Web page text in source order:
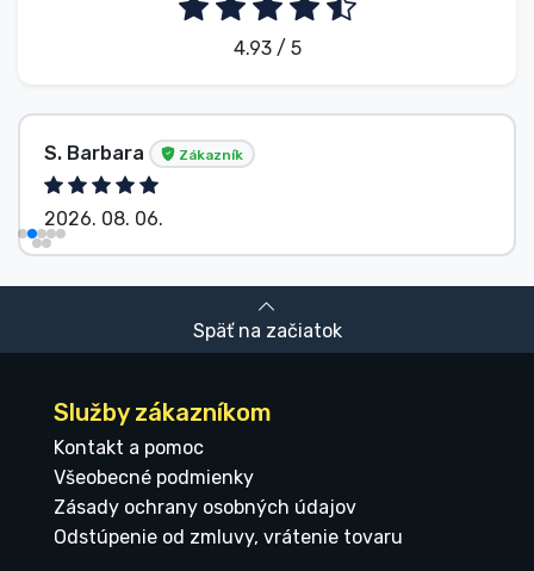
4.93 / 5
S. Barbara Zákazník
2026. 08. 06.
Späť na začiatok
Služby zákazníkom
Kontakt a pomoc
Všeobecné podmienky
Zásady ochrany osobných údajov
Odstúpenie od zmluvy, vrátenie tovaru